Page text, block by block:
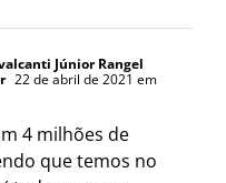
Júnior Rangel
22 de abril de 2021 em
4 milhões de
que temos no